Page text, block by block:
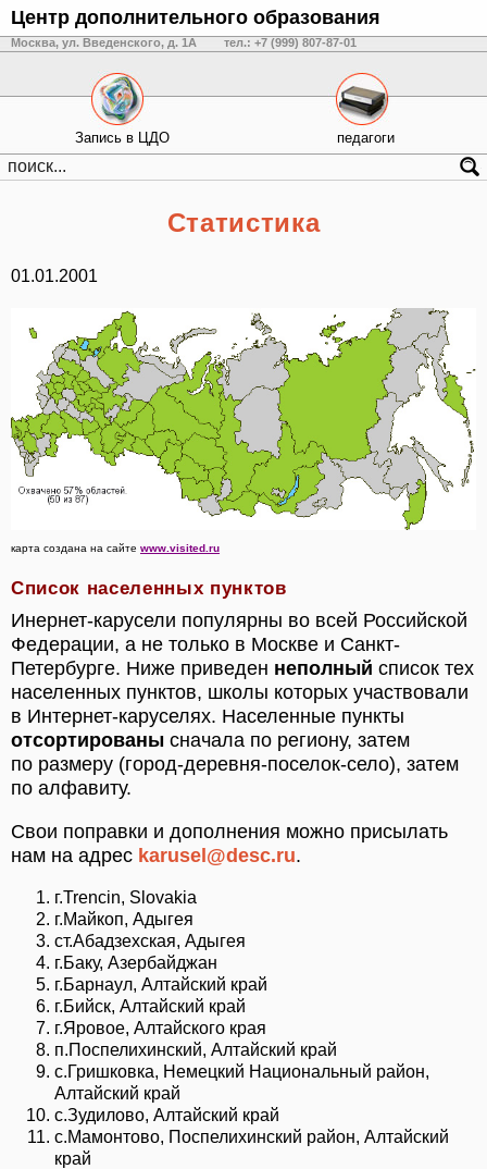
Центр дополнительного образования
Москва, ул. Введенского, д. 1А тел.: +7 (999) 807-87-01
Запись в ЦДО педагоги
Статистика
01.01.2001
карта создана на сайте www.visited.ru
Список населенных пунктов
Инернет-карусели популярны во всей Российской
Федерации, а не только в Москве и Санкт-
Петербурге. Ниже приведен неполный список тех
населенных пунктов, школы которых участвовали
в Интернет-каруселях. Населенные пункты
отсортированы сначала по региону, затем
по размеру (город-деревня-поселок-село), затем
по алфавиту.
Свои поправки и дополнения можно присылать
нам на адрес karusel@desc.ru.
г.Trencin, Slovakia
г.Майкоп, Адыгея
ст.Абадзехская, Адыгея
г.Баку, Азербайджан
г.Барнаул, Алтайский край
г.Бийск, Алтайский край
г.Яровое, Алтайского края
п.Поспелихинский, Алтайский край
с.Гришковка, Немецкий Национальный район,
Алтайский край
с.Зудилово, Алтайский край
с.Мамонтово, Поспелихинский район, Алтайский
край